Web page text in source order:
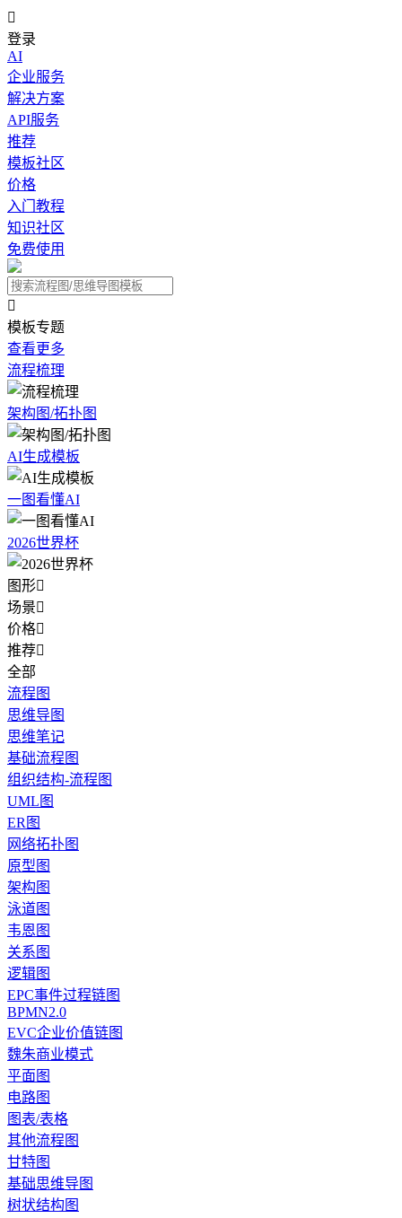

登录
AI
企业服务
解决方案
API服务
推荐
模板社区
价格
入门教程
知识社区
免费使用

模板专题
查看更多
流程梳理
架构图/拓扑图
AI生成模板
一图看懂AI
2026世界杯
图形
场景
价格
推荐
全部
流程图
思维导图
思维笔记
基础流程图
组织结构-流程图
UML图
ER图
网络拓扑图
原型图
架构图
泳道图
韦恩图
关系图
逻辑图
EPC事件过程链图
BPMN2.0
EVC企业价值链图
魏朱商业模式
平面图
电路图
图表/表格
其他流程图
甘特图
基础思维导图
树状结构图